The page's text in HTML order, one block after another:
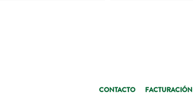
CONTACTO FACTURACIÓN